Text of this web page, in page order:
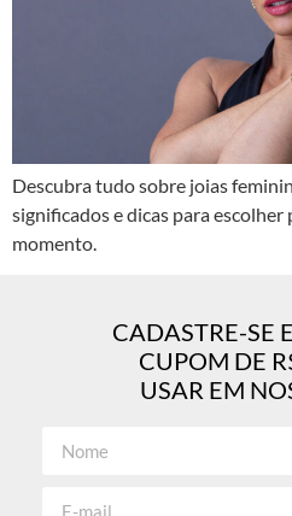
Descubra tudo sobre joias
significados e dicas para escolher
momento.
CADASTRE-SE
CUPOM DE
USAR EM